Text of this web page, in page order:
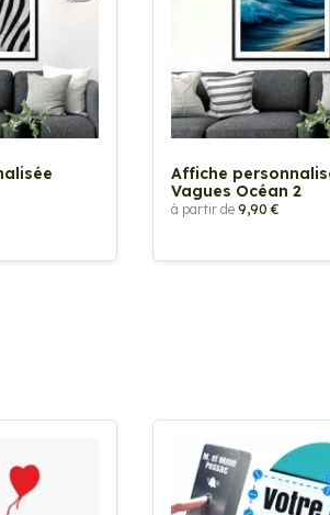
Affiche
Vagues Océan 2
à partir de 9,90 €